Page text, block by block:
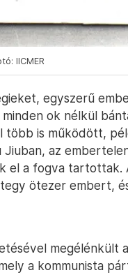
IICMER
egyszerű
ok nélkül
is működött,
az
el a fogva
ötezer embert,
megélénkült
a kommunista